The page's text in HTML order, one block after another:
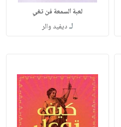
لعبة السمعة فن تغي
لـديفيد والر